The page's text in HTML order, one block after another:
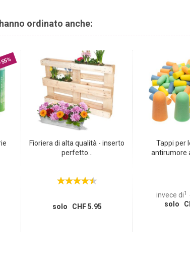
ordinato anche:
Fioriera di alta qualità - inserto
perfetto...
solo CHF 5.95
Tappi per
antirumore
invece di1
solo